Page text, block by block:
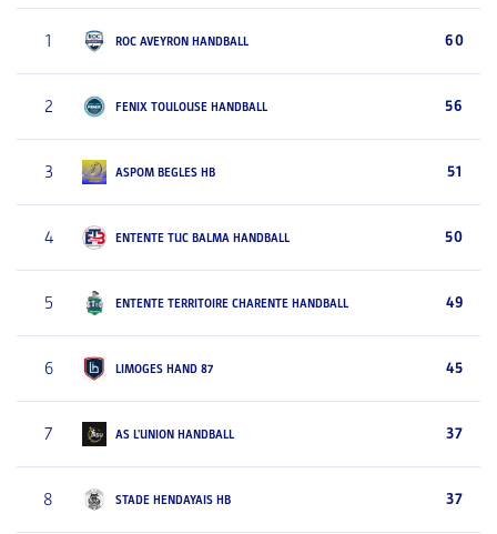
1 ROC AVEYRON HANDBALL 60
2 FENIX TOULOUSE HANDBALL 56
3 ASPOM BEGLES HB 51
4 ENTENTE TUC BALMA HANDBALL 50
5 ENTENTE TERRITOIRE CHARENTE HANDBALL 49
6 LIMOGES HAND 87 45
7 AS L'UNION HANDBALL 37
8 STADE HENDAYAIS HB 37